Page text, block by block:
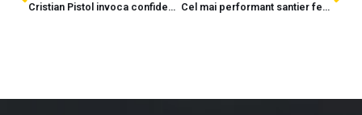
Cristian Pistol invoca confidentialitatea pentru un santier platit din bani publici. Ce constructor a fost avertizat sa nu faca declaratii publice? Cel mai performant santier feroviar din PNRR. Tronsonul Lugoj – Timisoara Est a atins un progres de 67%